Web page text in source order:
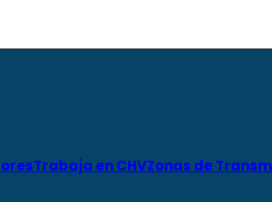
Trabaja en CHVZonas de